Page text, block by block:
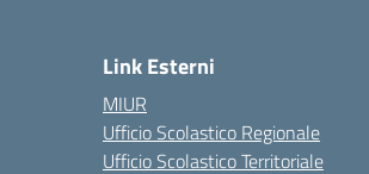
Link Esterni
MIUR
Ufficio Scolastico Regionale
Ufficio Scolastico Territoriale